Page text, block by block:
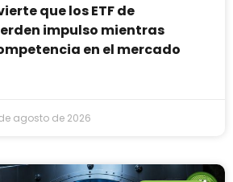
que los ETF de
impulso mientras
en el mercado
agosto de 2026